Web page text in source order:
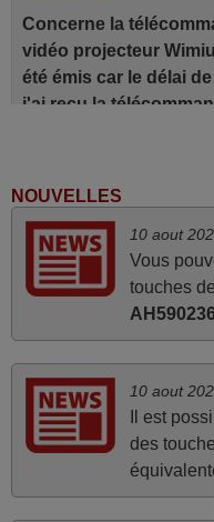
Concerne la
vidéo projecteur
été émis car le délai
j'ai reçu la
ouvré, compatible
facilement la fonction
plus, elle est
l'insertion des 2 piles
Super Service
NOUVELLES
10 aout
Vous
touches
10 aout
Il est
des